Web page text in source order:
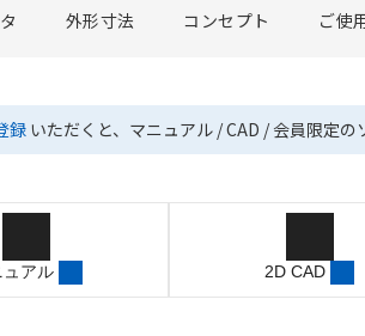
外形寸法 コンセプト ご使
録 いただくと、マニュアル / CAD / 会員限定
ュアル 2D CAD